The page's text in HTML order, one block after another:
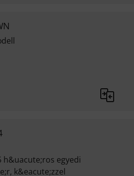
h&uacute;ros egyedi
k&eacute;zzel